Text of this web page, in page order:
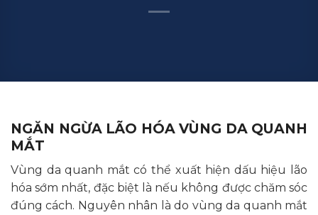
NGĂN NGỪA LÃO HÓA VÙNG DA QUANH
MẮT
Vùng da quanh mắt có thể xuất hiện dấu hiệu lão
hóa sớm nhất, đặc biệt là nếu không được chăm sóc
đúng cách. Nguyên nhân là do vùng da quanh mắt